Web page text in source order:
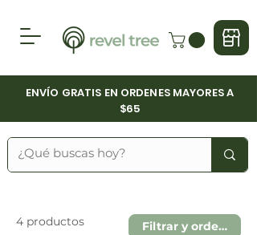
ENVÍO GRATIS EN ORDENES MAYORES A
$65
4 productos Filtrar y ordenar